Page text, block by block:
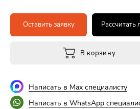
Оставить заявку Рассчитать
В корзину
Написать в Max специалисту
Написать в WhatsApp